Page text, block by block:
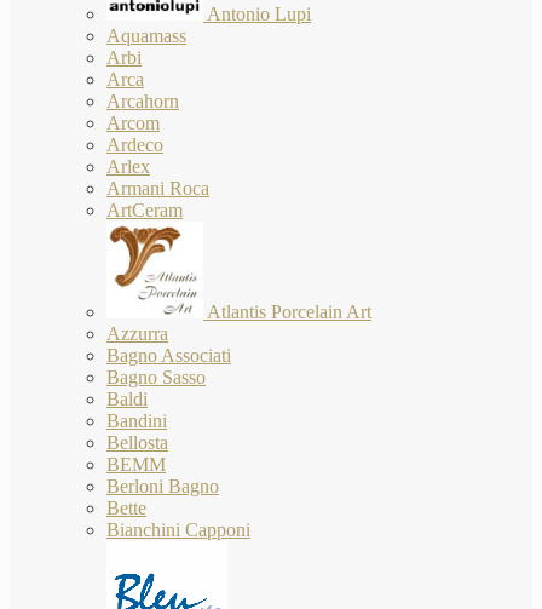
Antonio Lupi
Aquamass
Arbi
Arca
Arcahorn
Arcom
Ardeco
Arlex
Armani Roca
ArtCeram
Atlantis Porcelain Art
Azzurra
Bagno Associati
Bagno Sasso
Baldi
Bandini
Bellosta
BEMM
Berloni Bagno
Bette
Bianchini Capponi